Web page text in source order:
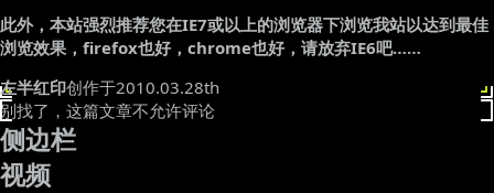
此外，本站强烈推荐您在IE7或以上的浏览器下浏览我站以达到最佳
浏览效果，firefox也好，chrome也好，请放弃IE6吧……
左半红印创作于2010.03.28th
别找了，这篇文章不允许评论
侧边栏
视频